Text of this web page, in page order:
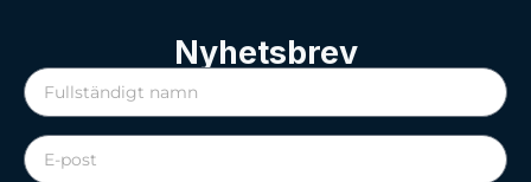
Nyhetsbrev